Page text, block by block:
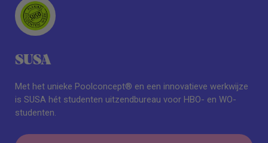
SUSA
Met het unieke Poolconcept® en een innovatieve werkwijze
is SUSA hét studenten uitzendbureau voor HBO- en WO-
studenten.